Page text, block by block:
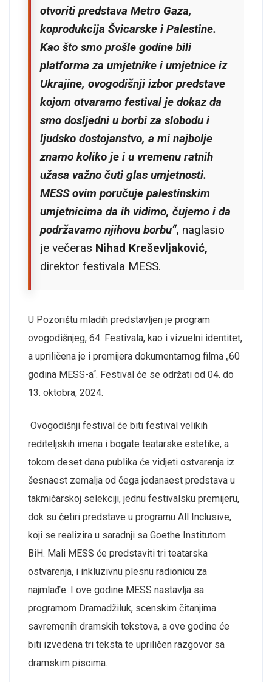
otvoriti predstava Metro Gaza,
koprodukcija Švicarske i Palestine.
Kao što smo prošle godine bili
platforma za umjetnike i umjetnice iz
Ukrajine, ovogodišnji izbor predstave
kojom otvaramo festival je dokaz da
smo dosljedni u borbi za slobodu i
ljudsko dostojanstvo, a mi najbolje
znamo koliko je i u vremenu ratnih
užasa važno čuti glas umjetnosti.
MESS ovim poručuje palestinskim
umjetnicima da ih vidimo, čujemo i da
podržavamo njihovu borbu“, naglasio
je večeras Nihad Kreševljaković,
direktor festivala MESS.
U Pozorištu mladih predstavljen je program
ovogodišnjeg, 64. Festivala, kao i vizuelni identitet,
a upriličena je i premijera dokumentarnog filma „60
godina MESS-a“. Festival će se održati od 04. do
13. oktobra, 2024.
Ovogodišnji festival će biti festival velikih
rediteljskih imena i bogate teatarske estetike, a
tokom deset dana publika će vidjeti ostvarenja iz
šesnaest zemalja od čega jedanaest predstava u
takmičarskoj selekciji, jednu festivalsku premijeru,
dok su četiri predstave u programu All Inclusive,
koji se realizira u saradnji sa Goethe Institutom
BiH. Mali MESS će predstaviti tri teatarska
ostvarenja, i inkluzivnu plesnu radionicu za
najmlađe. I ove godine MESS nastavlja sa
programom Dramadžiluk, scenskim čitanjima
savremenih dramskih tekstova, a ove godine će
biti izvedena tri teksta te upriličen razgovor sa
dramskim piscima.